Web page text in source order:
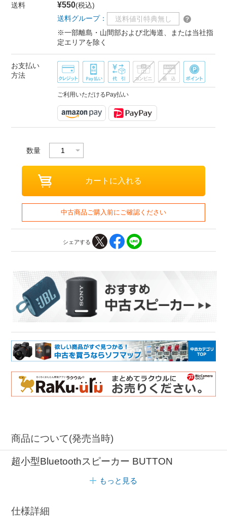
送料 ¥550(税込)
送料グループ：
送料値引特典無し
※一部離島・山間部および北海道、または当社指
定エリアを除く
お支払い
方法
ご利用いただけるPay払い
数量
中古商品ご購入前にご確認ください
シェアする
商品について(発売当時)
超小型Bluetoothスピーカー BUTTON
もっと見る
仕様詳細